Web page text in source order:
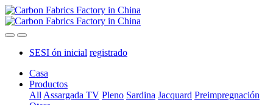
SESI ón inicial registrado
Casa
Productos
All Assargada TV Pleno Sardina Jacquard Preimpregnación